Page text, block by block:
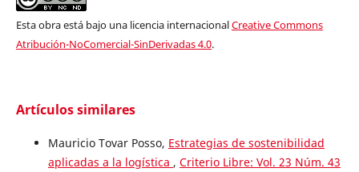
Esta obra está bajo una licencia internacionalCreative Commons
Atribución-NoComercial-SinDerivadas 4.0.
Artículos similares
Mauricio Tovar Posso, Estrategias de sostenibilidad
aplicadas a la logística , Criterio Libre: Vol. 23 Núm. 43